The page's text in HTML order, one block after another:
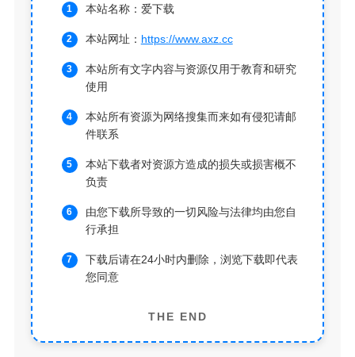
本站名称：爱下载
本站网址： https://www.axz.cc
本站所有文字内容与资源仅用于教育和研究
使用
本站所有资源为网络搜集而来如有侵犯请邮
件联系
本站下载者对资源方造成的损失或损害概不
负责
由您下载所导致的一切风险与法律均由您自
行承担
下载后请在24小时内删除，浏览下载即代表
您同意
THE END